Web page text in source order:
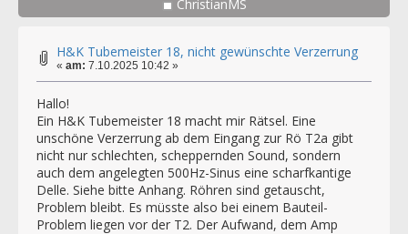
ChristianMS
H&K Tubemeister 18, nicht gewünschte Verzerrung
« am: 7.10.2025 10:42 »
Hallo!
Ein H&K Tubemeister 18 macht mir Rätsel. Eine
unschöne Verzerrung ab dem Eingang zur Rö T2a gibt
nicht nur schlechten, scheppernden Sound, sondern
auch dem angelegten 500Hz-Sinus eine scharfkantige
Delle. Siehe bitte Anhang. Röhren sind getauscht,
Problem bleibt. Es müsste also bei einem Bauteil-
Problem liegen vor der T2. Der Aufwand, dem Amp